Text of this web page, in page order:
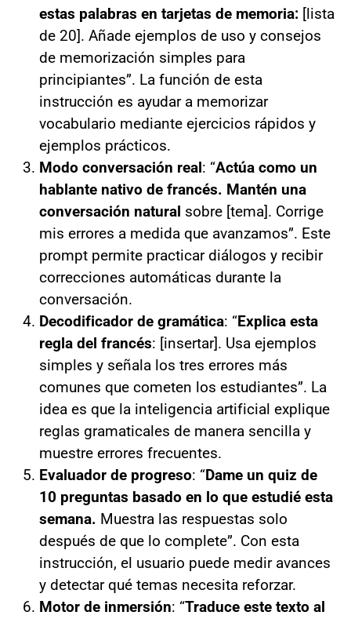
estas palabras en tarjetas de memoria: [lista
de 20]. Añade ejemplos de uso y consejos
de memorización simples para
principiantes”. La función de esta
instrucción es ayudar a memorizar
vocabulario mediante ejercicios rápidos y
ejemplos prácticos.
Modo conversación real: “Actúa como un
hablante nativo de francés. Mantén una
conversación natural sobre [tema]. Corrige
mis errores a medida que avanzamos”. Este
prompt permite practicar diálogos y recibir
correcciones automáticas durante la
conversación.
Decodificador de gramática: “Explica esta
regla del francés: [insertar]. Usa ejemplos
simples y señala los tres errores más
comunes que cometen los estudiantes”. La
idea es que la inteligencia artificial explique
reglas gramaticales de manera sencilla y
muestre errores frecuentes.
Evaluador de progreso: “Dame un quiz de
10 preguntas basado en lo que estudié esta
semana. Muestra las respuestas solo
después de que lo complete”. Con esta
instrucción, el usuario puede medir avances
y detectar qué temas necesita reforzar.
Motor de inmersión: “Traduce este texto al